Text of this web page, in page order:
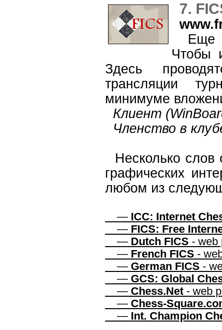
7.
Еще
Чтобы
Здесь
трансляции
минимуме
Клиент
Членство в
Несколько
графических
любом из
— ICC: Internet
— FICS: Free
— Dutch FICS - web
— French FICS -
— German FICS -
— GCS: Global
— Chess.Net - web
— Chess-
— Int. Champion